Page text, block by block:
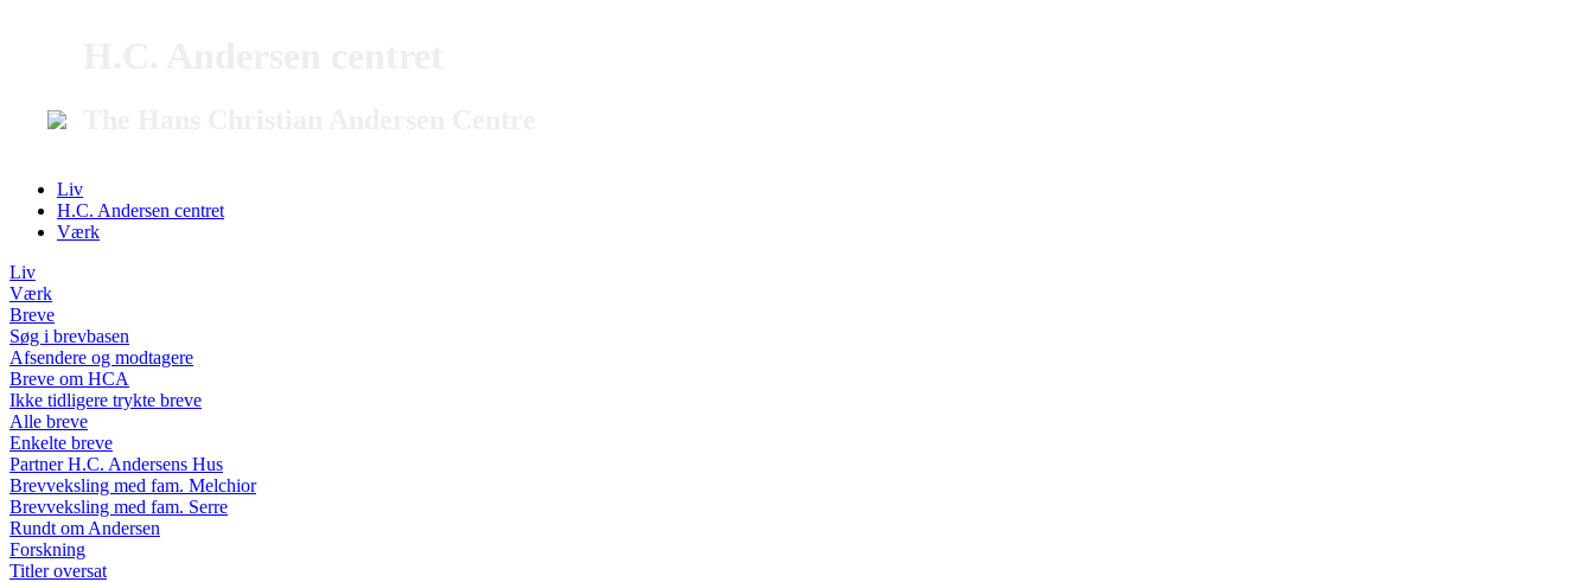
Liv
H.C. Andersen centret
Værk
Liv
Værk
Breve
Søg i brevbasen
Afsendere og modtagere
Breve om HCA
Ikke tidligere trykte breve
Alle breve
Enkelte breve
Partner H.C. Andersens Hus
Brevveksling med fam. Melchior
Brevveksling med fam. Serre
Rundt om Andersen
Forskning
Titler oversat